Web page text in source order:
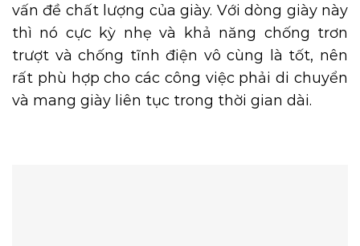
vấn đề chất lượng của giày. Với dòng giày này
thì nó cực kỳ nhẹ và khả năng chống trơn
trượt và chống tĩnh điện vô cùng là tốt, nên
rất phù hợp cho các công việc phải di chuyển
và mang giày liên tục trong thời gian dài.